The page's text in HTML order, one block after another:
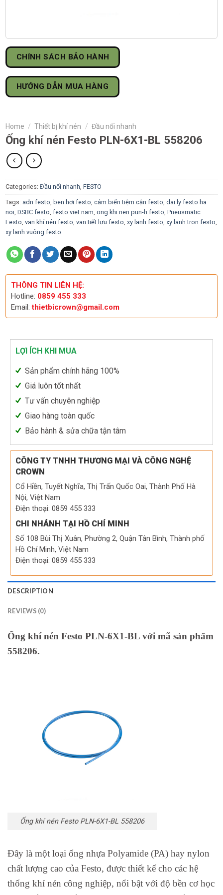
CHÍNH SÁCH BẢO HÀNH
HƯỚNG DẪN MUA HÀNG
Home / Thiết bị khí nén / Đầu nối nhanh
Ống khí nén Festo PLN-6X1-BL 558206
Categories: Đầu nối nhanh, FESTO
Tags: adn festo, ben hơi festo, cảm biến tiệm cận festo, dai ly festo ha
noi, DSBC festo, festo viet nam, ong khi nen pun-h festo, Pneusmatic
Festo, van khí nén festo, van tiết lưu festo, xy lanh festo, xy lanh tron festo,
xy lanh vuông festo
THÔNG TIN LIÊN HỆ:
Hotline: 0859 455 333
Email:thietbicrown@gmail.com
LỢI ÍCH KHI MUA
Sản phẩm chính hãng 100%
Giá luôn tốt nhất
Tư vấn chuyên nghiệp
Giao hàng toàn quốc
Bảo hành & sửa chữa tận tâm
CÔNG TY TNHH THƯƠNG MẠI VÀ CÔNG NGHỆ
CROWN
Cổ Hiền, Tuyết Nghĩa, Thị Trấn Quốc Oai, Thành Phố Hà
Nội, Việt Nam
Điện thoại: 0859 455 333
CHI NHÁNH TẠI HỒ CHÍ MINH
Số 108 Bùi Thị Xuân, Phường 2, Quận Tân Bình, Thành phố
Hồ Chí Minh, Việt Nam
Điện thoại: 0859 455 333
DESCRIPTION
REVIEWS (0)
Ống khí nén Festo PLN-6X1-BL với mã sản phẩm
558206.
Ống khí nén Festo PLN-6X1-BL 558206
Đây là một loại ống nhựa Polyamide (PA) hay nylon
chất lượng cao của Festo, được thiết kế cho các hệ
thống khí nén công nghiệp, nổi bật với độ bền cơ học